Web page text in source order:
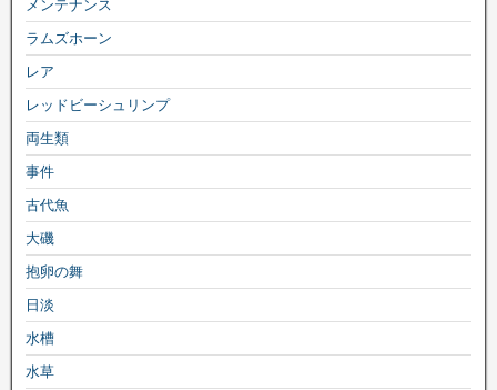
メンテナンス
ラムズホーン
レア
レッドビーシュリンプ
両生類
事件
古代魚
大磯
抱卵の舞
日淡
水槽
水草